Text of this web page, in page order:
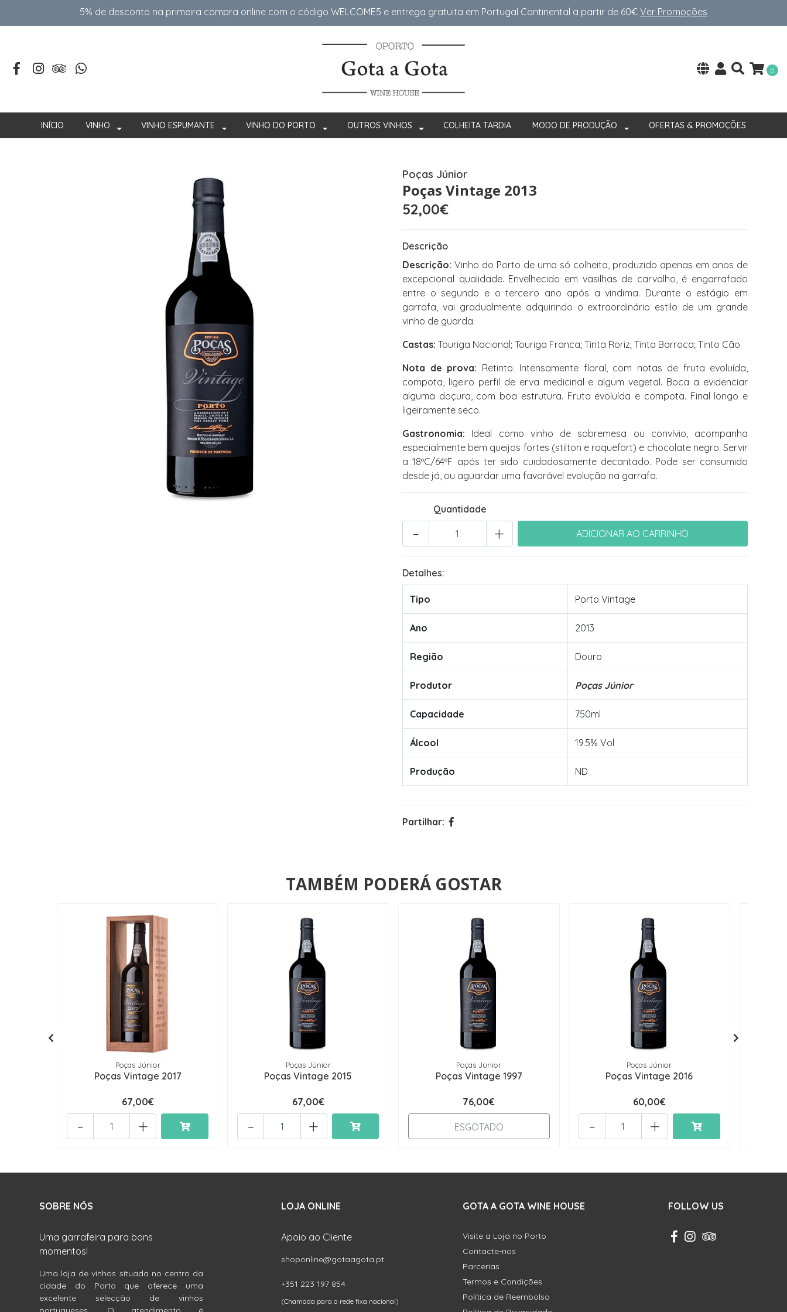
5% de desconto na primeira compra online com o código WELCOME5 e entrega gratuita em Portugal Continental a partir de 60€ Ver Promoções
0
INÍCIO VINHO VINHO ESPUMANTE VINHO DO PORTO OUTROS VINHOS COLHEITA TARDIA MODO DE PRODUÇÃO OFERTAS & PROMOÇÕES
Poças Júnior
Poças Vintage 2013
52,00€
Descrição
Descrição: Vinho do Porto de uma só colheita, produzido apenas em anos de
excepcional qualidade. Envelhecido em vasilhas de carvalho, é engarrafado
entre o segundo e o terceiro ano após a vindima. Durante o estágio em
garrafa, vai gradualmente adquirindo o extraordinário estilo de um grande
vinho de guarda.
Castas: Touriga Nacional; Touriga Franca; Tinta Roriz; Tinta Barroca; Tinto Cão.
Nota de prova: Retinto. Intensamente floral, com notas de fruta evoluída,
compota, ligeiro perfil de erva medicinal e algum vegetal. Boca a evidenciar
alguma doçura, com boa estrutura. Fruta evoluída e compota. Final longo e
ligeiramente seco.
Gastronomia: Ideal como vinho de sobremesa ou convívio, acompanha
especialmente bem queijos fortes (stilton e roquefort) e chocolate negro. Servir
a 18ºC/64ºF após ter sido cuidadosamente decantado. Pode ser consumido
desde já, ou aguardar uma favorável evolução na garrafa.
Quantidade
+
-
Detalhes:
Tipo Porto Vintage
Ano 2013
Região Douro
Produtor Poças Júnior
Capacidade 750ml
Álcool 19.5% Vol
Produção ND
Partilhar:
TAMBÉM PODERÁ GOSTAR
Poças Júnior
Poças Vintage 2017
67,00€
+
-
Poças Júnior
Poças Vintage 2015
67,00€
+
-
Poças Júnior
Poças Vintage 1997
76,00€
ESGOTADO
Poças Júnior
Poças Vintage 2016
60,00€
+
-
SOBRE NÓS
Uma garrafeira para bons
momentos!
Uma loja de vinhos situada no centro da
cidade do Porto que oferece uma
excelente selecção de vinhos
LOJA ONLINE
Apoio ao Cliente
shoponline@gotaagota.pt
+351 223 197 854
(Chamada para a rede fixa nacional)
GOTA A GOTA WINE HOUSE
Visite a Loja no Porto
Contacte-nos
Parcerias
Termos e Condições
Política de Reembolso
FOLLOW US